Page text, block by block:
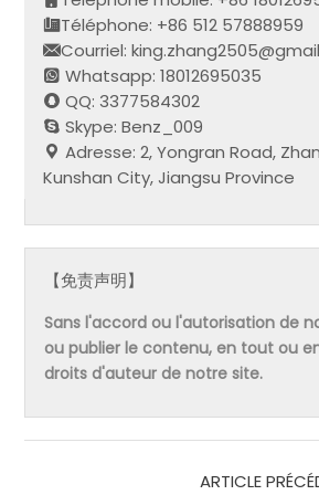
Téléphone: +86 512 57888959
Courriel:
Whatsapp: 18012695035
QQ: 3377584302
Skype: Benz_009
Adresse: 2, Yongran Road,
Kunshan City, Jiangsu Province
【免责声明】
Sans l'accord ou l'autorisation de
ou publier le contenu, en tout ou
droits d'auteur de notre site.
ARTICLE